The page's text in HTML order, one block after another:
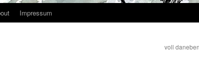
Impressum
voll daneben